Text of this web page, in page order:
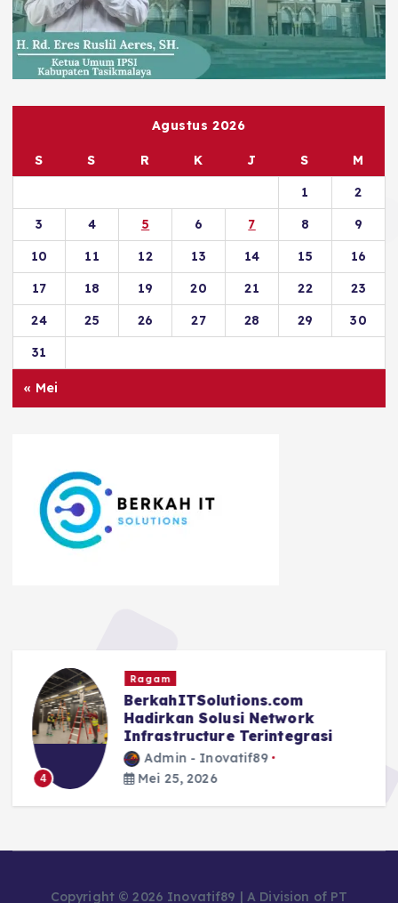
Agustus 2026
S S R K J S
M
1
2
3
4 5 6 7 8
9
10
11 12 13 14 15
16
17
18 19 20 21 22
23
24
25 26 27 28 29
30
31
« Mei
4
Ragam
BerkahITSolutions.com
Hadirkan Solusi Network
Infrastructure Terintegrasi
Admin - Inovatif89
Mei 25, 2026
Copyright © 2026 Inovatif89 | A Division of PT